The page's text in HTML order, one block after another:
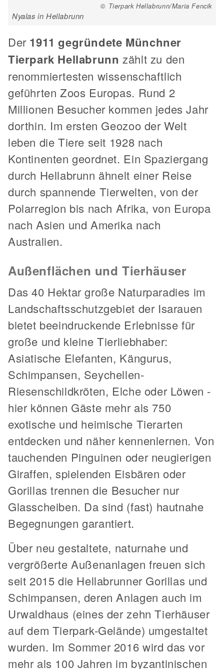
© Tierpark Hellabrunn/Maria Fencik
Nyalas in Hellabrunn
Der 1911 gegründete Münchner
Tierpark Hellabrunn zählt zu den
renommiertesten wissenschaftlich
geführten Zoos Europas. Rund 2
Millionen Besucher kommen jedes Jahr
dorthin. Im ersten Geozoo der Welt
leben die Tiere seit 1928 nach
Kontinenten geordnet. Ein Spaziergang
durch Hellabrunn ähnelt einer Reise
durch spannende Tierwelten, von der
Polarregion bis nach Afrika, von Europa
nach Asien und Amerika nach
Australien.
Außenflächen und Tierhäuser
Das 40 Hektar große Naturparadies im
Landschaftsschutzgebiet der Isarauen
bietet beeindruckende Erlebnisse für
große und kleine Tierliebhaber:
Asiatische Elefanten, Kängurus,
Schimpansen, Seychellen-
Riesenschildkröten, Elche oder Löwen -
hier können Gäste mehr als 750
exotische und heimische Tierarten
entdecken und näher kennenlernen. Von
tauchenden Pinguinen oder neugierigen
Giraffen, spielenden Eisbären oder
Gorillas trennen die Besucher nur
Glasscheiben. Da sind (fast) hautnahe
Begegnungen garantiert.
Über neu gestaltete, naturnahe und
vergrößerte Außenanlagen freuen sich
seit 2015 die Hellabrunner Gorillas und
Schimpansen, deren Anlagen auch im
Urwaldhaus (eines der zehn Tierhäuser
auf dem Tierpark-Gelände) umgestaltet
wurden. Im Sommer 2016 wird das vor
mehr als 100 Jahren im byzantinischen